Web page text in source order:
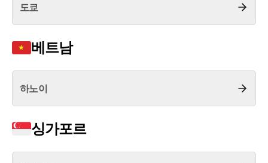
언론보도
대륜법률상담예약
대륜법률상담예약
도쿄
베트남
하노이
싱가포르